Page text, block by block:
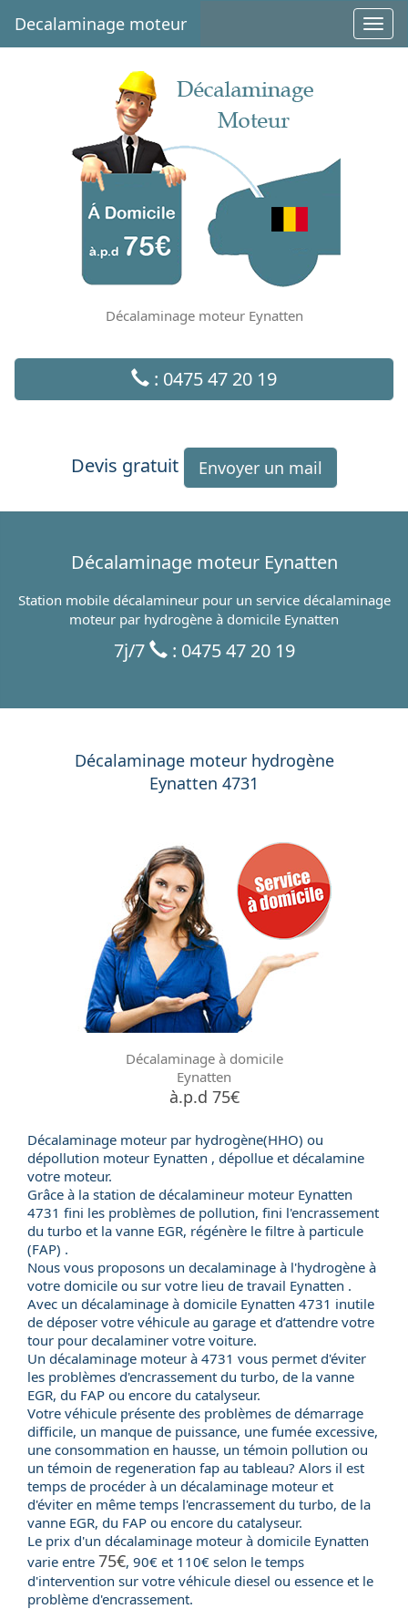
Decalaminage moteur
Décalaminage moteur Eynatten
: 0475 47 20 19
Devis gratuit Envoyer un mail
Décalaminage moteur Eynatten
Station mobile décalamineur pour un service décalaminage
moteur par hydrogène à domicile Eynatten
7j/7 : 0475 47 20 19
Décalaminage moteur hydrogène
Eynatten 4731
Décalaminage à domicile
Eynatten
à.p.d 75€
Décalaminage moteur par hydrogène(HHO) ou
dépollution moteur Eynatten , dépollue et décalamine
votre moteur.
Grâce à la station de décalamineur moteur Eynatten
4731 fini les problèmes de pollution, fini l'encrassement
du turbo et la vanne EGR, régénère le filtre à particule
(FAP) .
Nous vous proposons un decalaminage à l'hydrogène à
votre domicile ou sur votre lieu de travail Eynatten .
Avec un décalaminage à domicile Eynatten 4731 inutile
de déposer votre véhicule au garage et d’attendre votre
tour pour decalaminer votre voiture.
Un décalaminage moteur à 4731 vous permet d'éviter
les problèmes d'encrassement du turbo, de la vanne
EGR, du FAP ou encore du catalyseur.
Votre véhicule présente des problèmes de démarrage
difficile, un manque de puissance, une fumée excessive,
une consommation en hausse, un témoin pollution ou
un témoin de regeneration fap au tableau? Alors il est
temps de procéder à un décalaminage moteur et
d'éviter en même temps l'encrassement du turbo, de la
vanne EGR, du FAP ou encore du catalyseur.
Le prix d'un décalaminage moteur à domicile Eynatten
varie entre 75€, 90€ et 110€ selon le temps
d'intervention sur votre véhicule diesel ou essence et le
problème d'encrassement.